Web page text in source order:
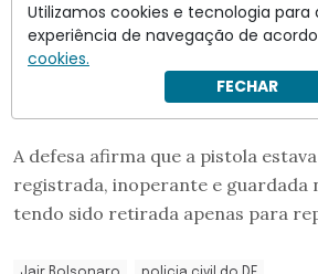
A defesa afirma que a pistola
registrada, inoperante e guardada
tendo sido retirada apenas para
Utilizamos cookies e tecnologia para
experiência de navegação de
cookies.
FECHAR